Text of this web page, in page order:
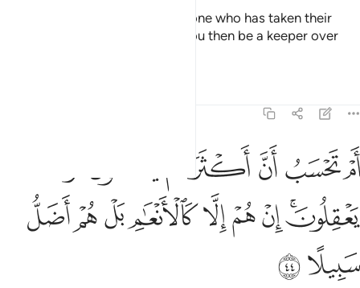
Have you seen ˹O Prophet˺ the one who has taken their
own desires as their god? Will you then be a keeper over
ام تحسب ان اكثرهم يسمعون او يعقلون ان هم الا كالانعام بل هم اضل
أَمْ تَحْسَبُ أَنَّ أَكْثَرَهُمْ يَسْمَعُونَ أَوْ يَعْقِلُونَ ۚ إِنْ هُمْ إِلَّا كَٱلْأَنْعَـٰمِ ۖ بَلْ هُمْ أَضَلُّ
ﱁﱂﱃﱄﱅ ﱆ
ﱇﱈﱉﱊﱋﱌﱍﱎﱏ
ﱐﱑ